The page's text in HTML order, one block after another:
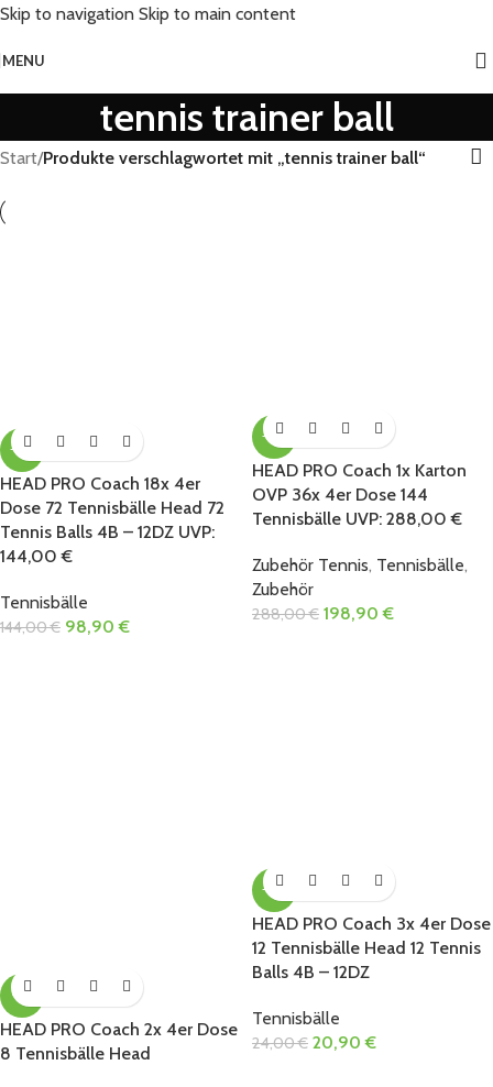
Skip to navigation Skip to main content
MENU
tennis trainer ball
Start/Produkte verschlagwortet mit „tennis trainer ball“
-31%
HEAD PRO Coach 18x 4er
Dose 72 Tennisbälle Head 72
Tennis Balls 4B – 12DZ UVP:
144,00 €
Tennisbälle
144,00€ 98,90€
-31%
HEAD PRO Coach 1x Karton
OVP 36x 4er Dose 144
Tennisbälle UVP: 288,00 €
Zubehör Tennis, Tennisbälle,
Zubehör
288,00€ 198,90€
-7%
HEAD PRO Coach 2x 4er Dose
8 Tennisbälle Head
-13%
HEAD PRO Coach 3x 4er Dose
12 Tennisbälle Head 12 Tennis
Balls 4B – 12DZ
Tennisbälle
24,00€ 20,90€